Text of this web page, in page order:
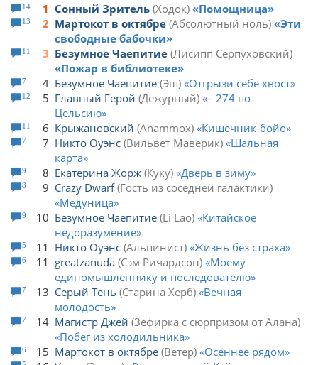
14 1 Сонный Зритель Ходок Помощница
13 2 Мартокот в октябре Абсолютный ноль
Эти
свободные бабочки
11 3 Безумное Чаепитие Лисипп Серпуховский
Пожар в библиотеке
7 4 Безумное Чаепитие Эш Отгрызи себе хвост
12 5 Главный Герой Дежурный
– 274 по
Цельсию
11 6 Крыжановский Anammox Кишечник-бойо
7 7 Никто Оуэнс Вильвет Маверик
Шальная
карта
9 8 Екатерина Жорж Куку Дверь в зиму
8 9 Crazy Dwarf Гость из соседней галактики
Медуница
9 10 Безумное Чаепитие Li Lao
Китайское
недоразумение
5 11 Никто Оуэнс Альпинист Жизнь без страха
6 11 greatzanuda Сэм Ричардсон
Моему
единомышленнику и последователю
7 13 Серый Тень Старина Херб
Вечная
молодость
7 14 Магистр Джей Зефирка с сюрпризом от Алана
Побег из холодильника
6 15 Мартокот в октябре Ветер Осеннее рядом